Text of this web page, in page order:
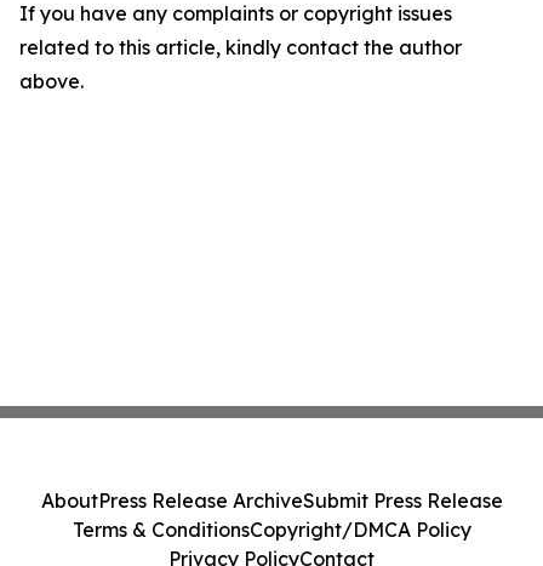
If you have any complaints or copyright issues
related to this article, kindly contact the author
above.
AboutPress Release ArchiveSubmit Press Release
Terms & ConditionsCopyright/DMCA Policy
Privacy PolicyContact